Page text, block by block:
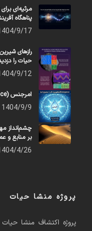
مرثیه‌ای
پناهگاه
9/17
رازهای
حیات را
9/12
امرجنس (Emergence) یا «نوظهوری» چیست؟
1404/9/9
چشم‌انداز
بر منابع و
4/26
پروژه منشا حیات
پروژه اکتشاف منشا